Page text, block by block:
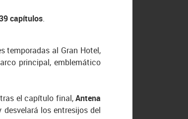
capítulos.
temporadas al Gran Hotel,
principal, emblemático
el capítulo final,Antena
los entresijos del